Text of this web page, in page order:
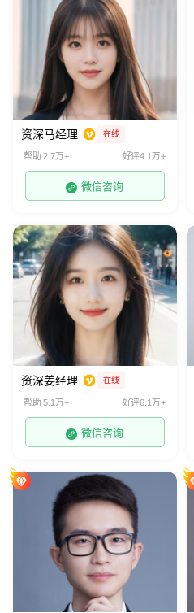
资深马经理 在线
帮助 2.7万+ 好评4.1万+
微信咨询
资深姜经理 在线
帮助 5.1万+ 好评6.1万+
微信咨询